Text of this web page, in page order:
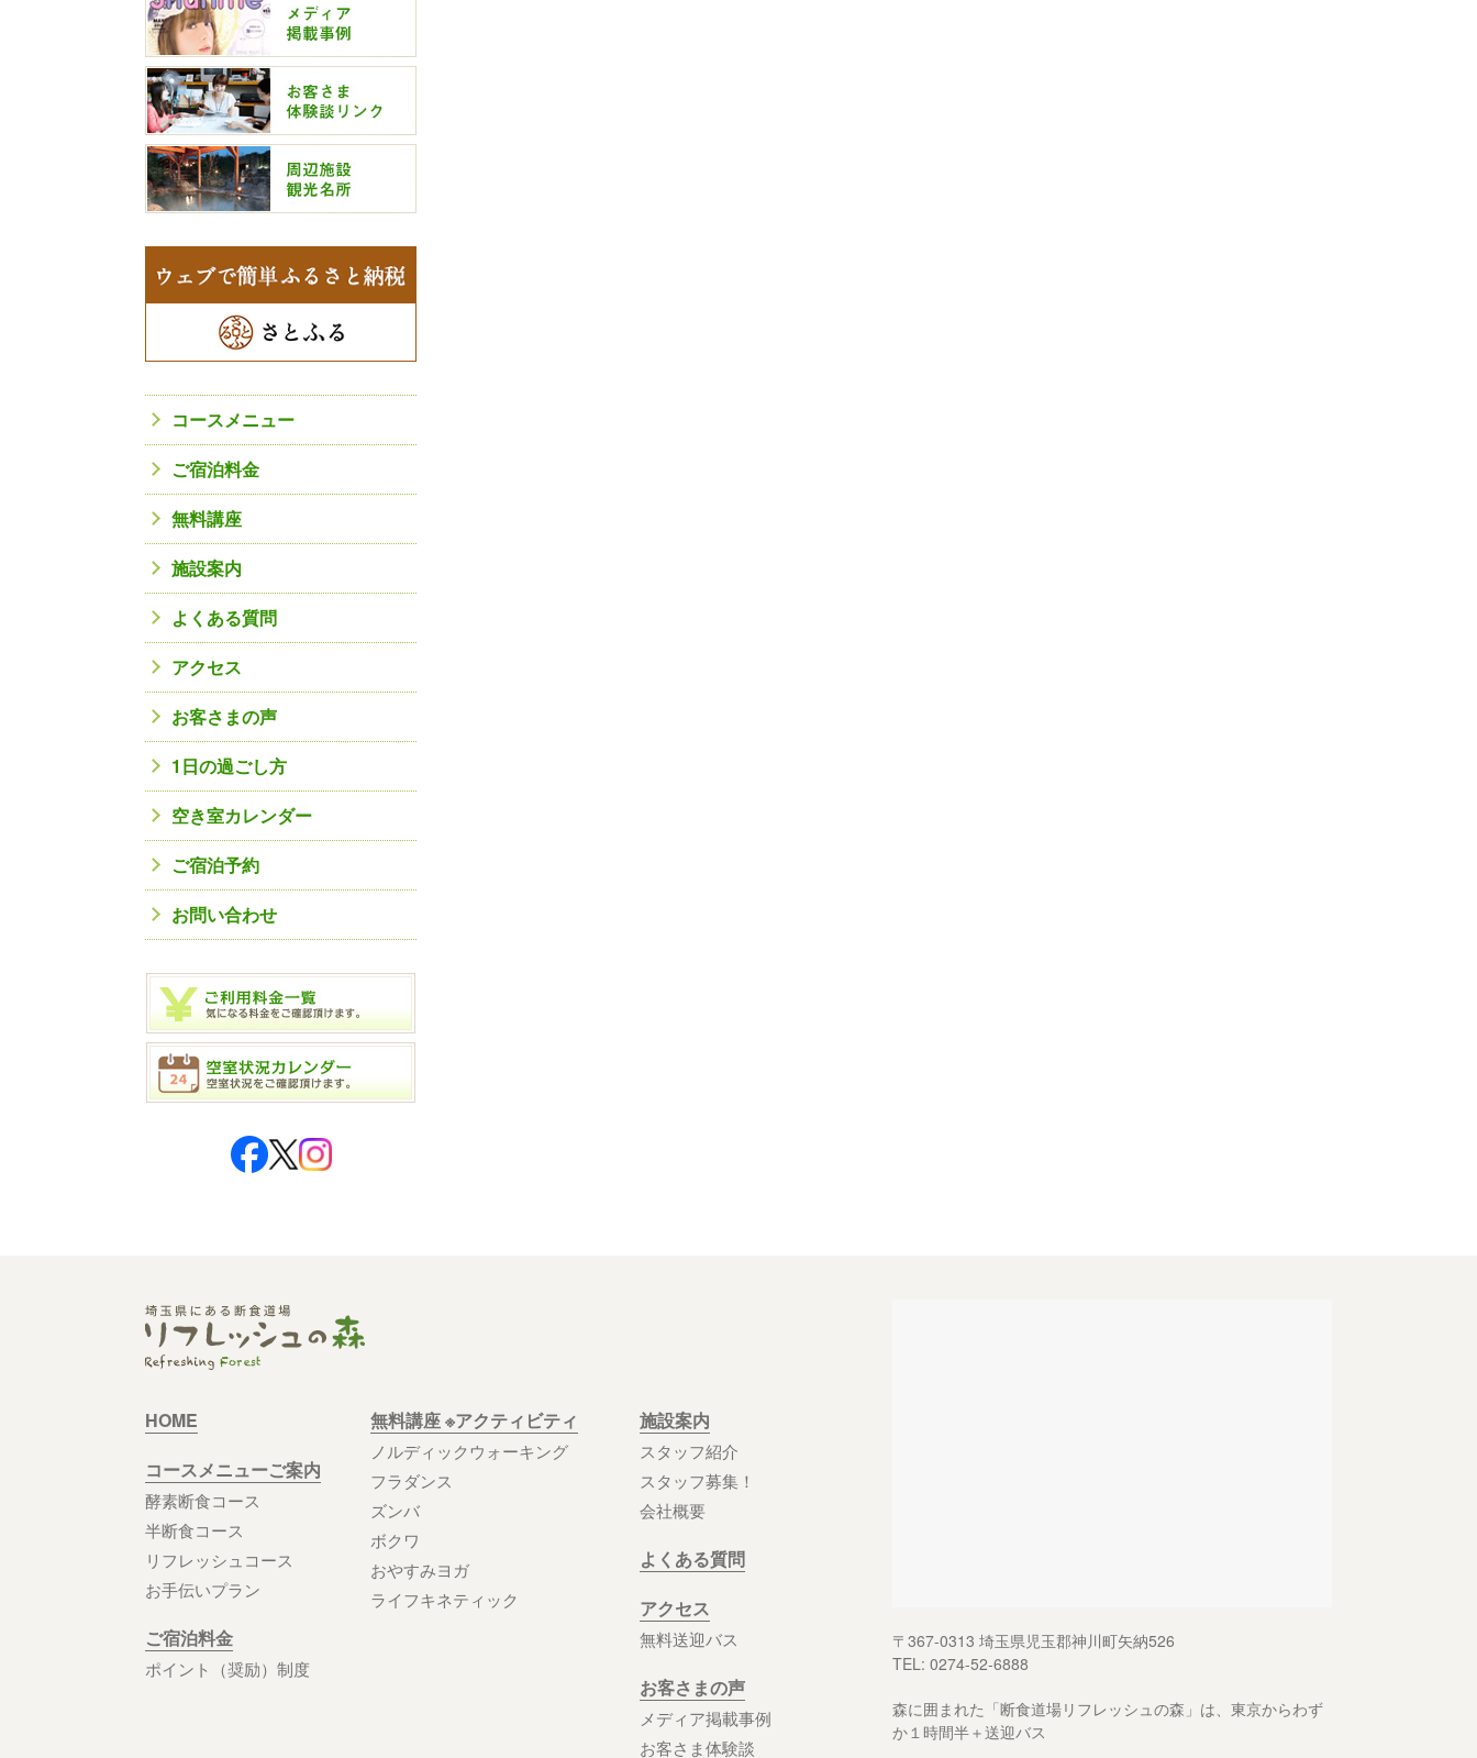
コースメニュー
ご宿泊料金
無料講座
施設案内
よくある質問
アクセス
お客さまの声
1日の過ごし方
空き室カレンダー
ご宿泊予約
お問い合わせ
HOME
コースメニューご案内
酵素断食コース
半断食コース
リフレッシュコース
お手伝いプラン
ご宿泊料金
ポイント（奨励）制度
無料講座 ※アクティビティ
ノルディックウォーキング
フラダンス
ズンバ
ボクワ
おやすみヨガ
ライフキネティック
施設案内
スタッフ紹介
スタッフ募集！
会社概要
よくある質問
アクセス
無料送迎バス
お客さまの声
メディア掲載事例
お客さま体験談
〒367-0313 埼玉県児玉郡神川町矢納526
TEL: 0274-52-6888
森に囲まれた「断食道場リフレッシュの森」は、東京からわず
か１時間半＋送迎バス